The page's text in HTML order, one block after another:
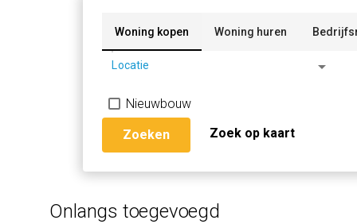
Woning kopen Woning huren
Locatie arrow_drop_down
Nieuwbouw
Zoeken Zoek op kaart
Onlangs toegevoegd